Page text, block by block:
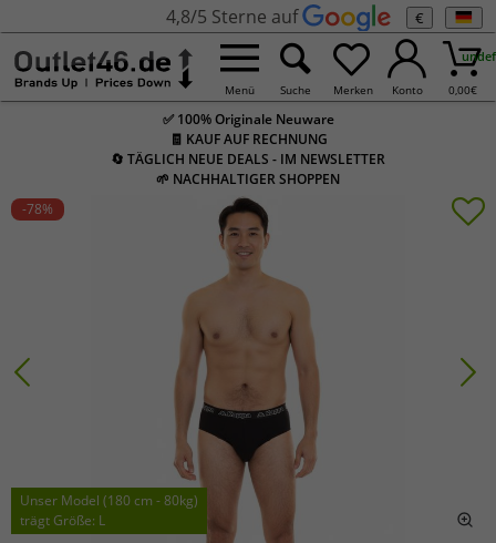
4,8/5 Sterne auf €
Menü Suche Merken Konto 0,00€
✅ 100% Originale Neuware
🧾 KAUF AUF RECHNUNG
🔄 TÄGLICH NEUE DEALS - IM NEWSLETTER
🌱 NACHHALTIGER SHOPPEN
-78%
Unser Model (180 cm - 80kg)
trägt Größe: L